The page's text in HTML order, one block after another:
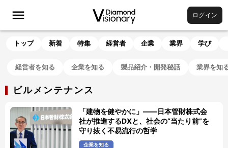
ログイン
トップ 新着 特集 経営者 企業 業界 学び
経営者を知る 企業を知る 製品紹介・開発秘話 業界を知
ビルメンテナンス
「建物を健やかに」――日本管財株式会
社が推進するDXと、社会の“当たり前”を
守り抜く不易流行の哲学
企業を知る